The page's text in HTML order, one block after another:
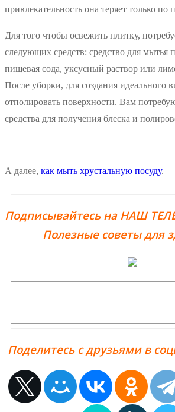
привлекательность она теряет только по
Для того чтобы освежить плитку,
следующих средств: средство для мытья
пищевая сода, уксусный раствор или
После уборки, для создания идеального
отполировать поверхности. Вам
средства для получения блеска и
А далее, как мыть хрустальную посуду.
Подписывайтесь на НАШ
Полезные советы для
Поделитесь с друзьями в